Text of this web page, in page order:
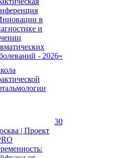
в
и
- 2026»
30
| Проект